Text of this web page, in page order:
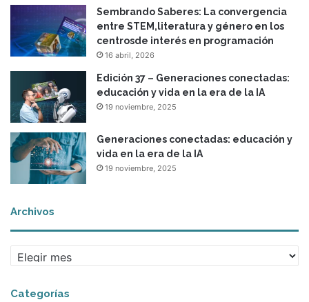
Sembrando Saberes: La convergencia
entre STEM,literatura y género en los
centrosde interés en programación
16 abril, 2026
Edición 37 – Generaciones conectadas:
educación y vida en la era de la IA
19 noviembre, 2025
Generaciones conectadas: educación y
vida en la era de la IA
19 noviembre, 2025
Archivos
r
h
Categorías